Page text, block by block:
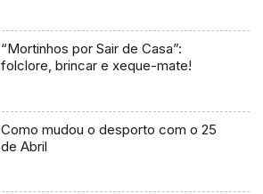
“Mortinhos por Sair de Casa”:
folclore, brincar e xeque-mate!
Como mudou o desporto com o 25
de Abril